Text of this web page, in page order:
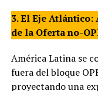
3. El Eje
de la Oferta no-
América Latina se
fuera del bloque
proyectando una